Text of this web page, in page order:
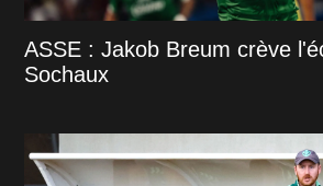
ASSE : Jakob Breum crève
Sochaux